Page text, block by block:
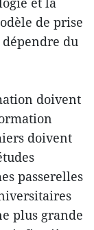
de prise
du
doivent
doivent
passerelles
plus grande